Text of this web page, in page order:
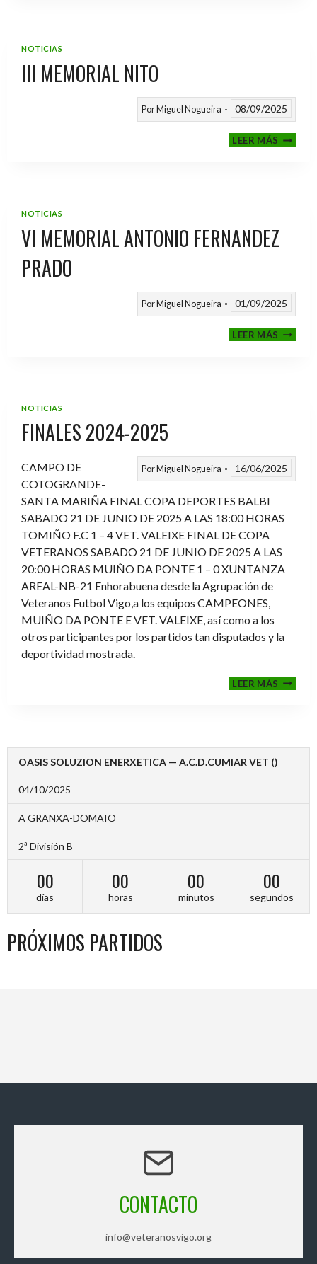
NOTICIAS
III MEMORIAL NITO
PorMiguel Nogueira 08/09/2025
LEER MÁSIII
NOTICIAS
VI MEMORIAL ANTONIO FERNANDEZ
PRADO
PorMiguel Nogueira 01/09/2025
LEER MÁSVI
NOTICIAS
FINALES 2024-2025
PorMiguel Nogueira 16/06/2025
CAMPO DE
COTOGRANDE-
SANTA MARIÑA FINAL COPA DEPORTES BALBI
SABADO 21 DE JUNIO DE 2025 A LAS 18:00 HORAS
TOMIÑO F.C 1 – 4 VET. VALEIXE FINAL DE COPA
VETERANOS SABADO 21 DE JUNIO DE 2025 A LAS
20:00 HORAS MUIÑO DA PONTE 1 – 0 XUNTANZA
AREAL-NB-21 Enhorabuena desde la Agrupación de
Veteranos Futbol Vigo,a los equipos CAMPEONES,
MUIÑO DA PONTE E VET. VALEIXE, así como a los
otros participantes por los partidos tan disputados y la
deportividad mostrada.
LEER MÁS
2024-
OASIS SOLUZION ENERXETICA — A.C.D.CUMIAR VET ()
04/10/2025
A GRANXA-DOMAIO
2ª División B
00
días
00
horas
00
minutos
00
segundos
PRÓXIMOS PARTIDOS
CONTACTO
info@veteranosvigo.org